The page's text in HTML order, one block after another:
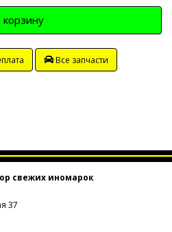
корзину
Все запчасти
свежих иномарок
37